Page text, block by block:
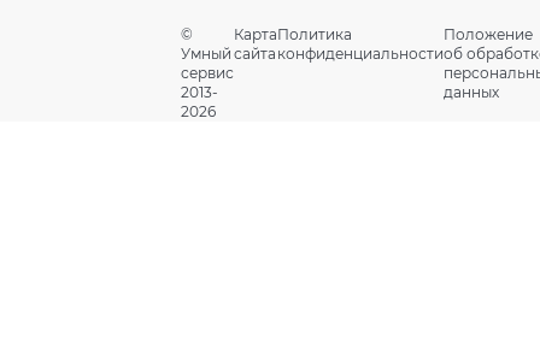
©
Умный
сервис
2013-
2026
Карта
сайта
Политика
конфиденциальности
Положение
об
данных